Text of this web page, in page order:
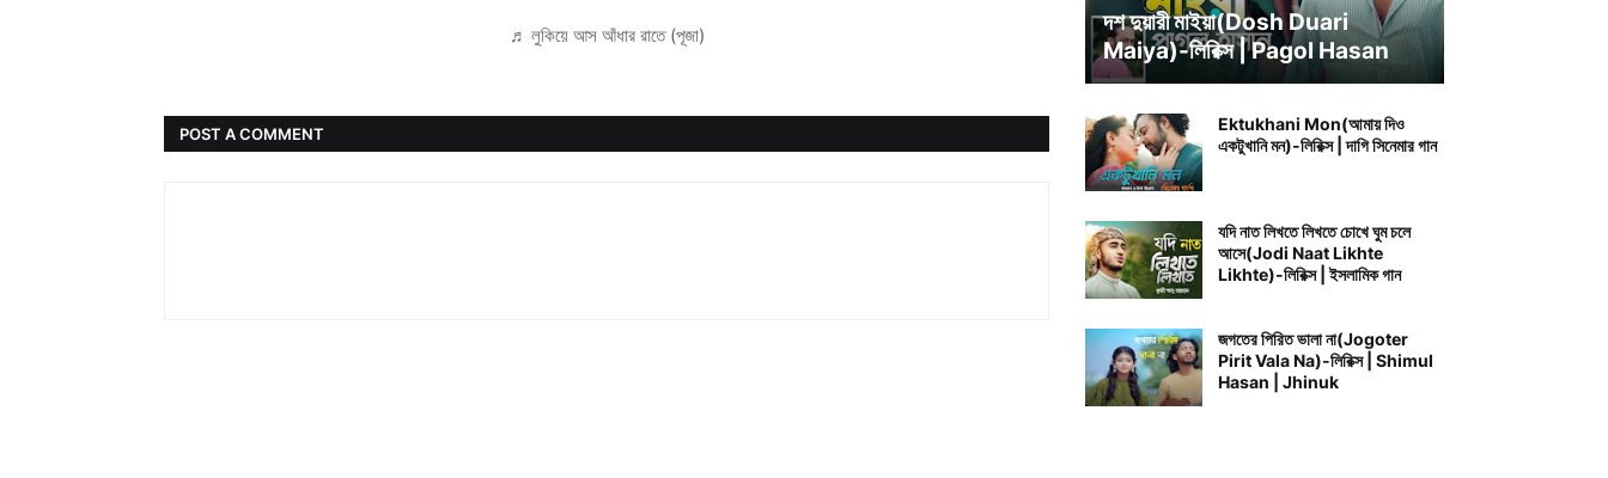
♬ লুকিয়ে আস আঁধার রাতে (পূজা)
POST A COMMENT
দশ দুয়ারী মাইয়া(Dosh Duari
Maiya)-লিরিক্স | Pagol Hasan
Ektukhani Mon(আমায় দিও
একটুখানি মন)-লিরিক্স | দাগি সিনেমার গান
যদি নাত লিখতে লিখতে চোখে ঘুম চলে
আসে(Jodi Naat Likhte
Likhte)-লিরিক্স | ইসলামিক গান
জগতের পিরিত ভালা না(Jogoter
Pirit Vala Na)-লিরিক্স | Shimul
Hasan | Jhinuk